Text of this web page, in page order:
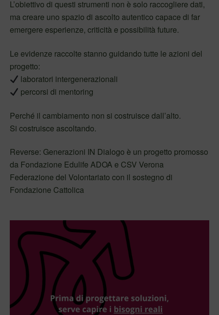
L’obiettivo di questi strumenti non è solo raccogliere dati,
ma creare uno spazio di ascolto autentico capace di far
emergere esperienze, criticità e possibilità future.
Le evidenze raccolte stanno guidando tutte le azioni del
progetto:
laboratori intergenerazionali
percorsi di mentoring
Perché il cambiamento non si costruisce dall’alto.
Si costruisce ascoltando.
Reverse: Generazioni IN Dialogo è un progetto promosso
da Fondazione Edulife ADOA e CSV Verona
Federazione del Volontariato con il sostegno di
Fondazione Cattolica